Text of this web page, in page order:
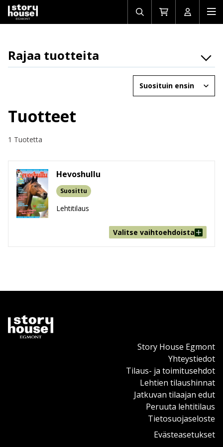
Avaa/sulje
haku
Siirry
ostoskoriin
Avaa/
Rajaa tuotteita
Osasto
Tuotemuoto
Järjestä
Tuotteet
1 Tuotetta
Hevoshullu
Suosittu
Lehtitilaus
Valitse vaihtoehdoista
Story House Egmont
Yhteystiedot
Tilaus- ja toimitusehdot
Lehtien tilaushinnat
Jatkuvan tilaajan edut
Peruuta lehtitilaus
Tietosuojaseloste
Evästeasetukset